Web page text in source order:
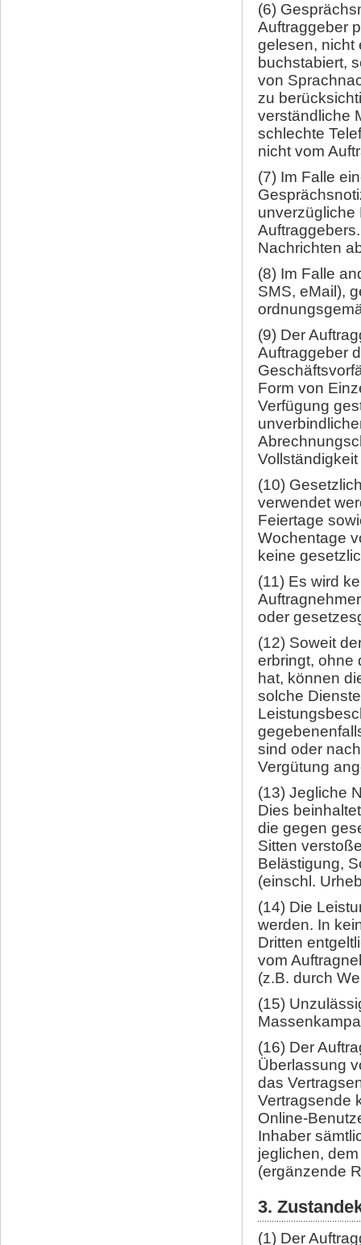
(6)
Auftraggeber
gelesen, nicht
buchstabiert,
von
zu
verständliche
schlechte
nicht vom
(7) Im Falle
unverzügliche
Nachrichten
(8) Im Falle
SMS, eMail),
(9) Der
Auftraggeber
Form von
Verfügung
(10)
verwendet
Feiertage
Wochentage
keine
(11) Es wird
oder
(12) Soweit
erbringt, ohne
hat, können
solche
sind oder
Vergütung
(13) Jegliche
Dies
die gegen
Sitten
Belästigung,
(einschl.
(14) Die
werden. In
Dritten
vom
(z.B. durch
(15)
(16) Der
Überlassung
das
Vertragsende
Online-
Inhaber
jeglichen,
(ergänzende
3.
(1) Der